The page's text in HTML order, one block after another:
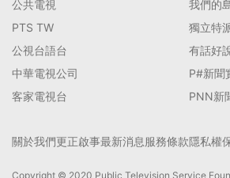
公共電視
PTS TW
公視台語台
中華電視公司
客家電視台
我們的
獨立特
有話好
P#新聞
PNN新
關於我們更正啟事最新消息服務條款隱私權
Copyright © 2020 Public Television Service